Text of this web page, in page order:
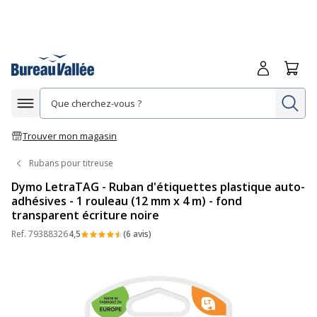
Afficher la navigation
Trouver mon magasin
Me
Rubans pour titreuse
Dymo LetraTAG - Ruban d'étiquettes plastique auto-
adhésives - 1 rouleau (12 mm x 4 m) - fond
transparent écriture noire
Ref. 793883264,5 (6 avis)